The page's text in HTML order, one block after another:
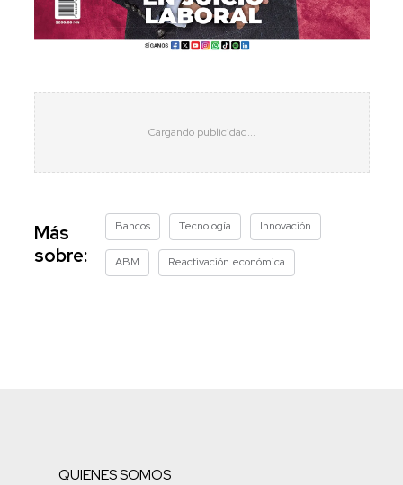
Más
sobre:
Bancos Tecnología Innovación
ABM Reactivación económica
QUIENES SOMOS